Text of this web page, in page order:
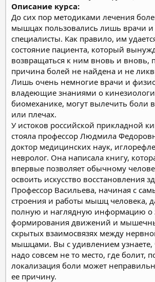
Описание курса:
До сих пор методиками лечения
мышцах пользовались лишь врачи и
специалисты. Как правило, им
состояние пациента, который
возвращаться к ним вновь и вновь,
причина болей не найдена и не
Лишь очень немногие врачи и
владеющие знаниями о
биомеханике, могут вылечить боли
или плечах.
У истоков российской прикладной
стояла профессор Людмила
доктор медицинских наук,
невролог. Она написала книгу,
впервые позволяет обычному
освоить искусство восстановления
Профессор Васильева, начиная с
строения и работы мышц человека,
полную и наглядную информацию о
формирования движений и
скрытых взаимосвязях между
мышцами. Вы с удивлением узнаете,
надо совсем не то место, где болит,
локализация боли может
ее причину.